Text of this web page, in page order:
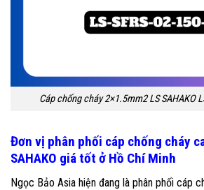
Cáp chống cháy 2×1.5mm2 LS SAHAKO
Đơn vị phân phối cáp chống cháy
SAHAKO giá tốt ở Hồ Chí Minh
Ngọc Bảo Asia hiện đang là phân phối cáp